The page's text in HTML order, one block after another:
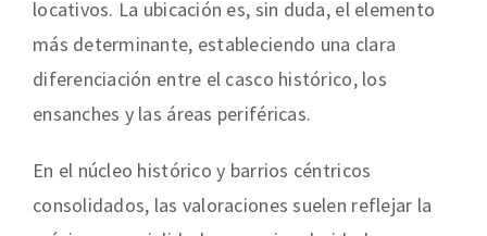
locativos. La ubicación es, sin duda, el elemento
más determinante, estableciendo una clara
diferenciación entre el casco histórico, los
ensanches y las áreas periféricas.
En el núcleo histórico y barrios céntricos
consolidados, las valoraciones suelen reflejar la